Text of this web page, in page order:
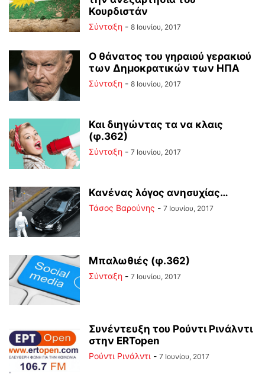
Κουρδιστάν
Σύνταξη - 8 Ιουνίου, 2017
Ο θάνατος του γηραιού γερακιού
των Δημοκρατικών των ΗΠΑ
Σύνταξη - 8 Ιουνίου, 2017
Και διηγώντας τα να κλαις
(φ.362)
Σύνταξη - 7 Ιουνίου, 2017
Κανένας λόγος ανησυχίας…
Τάσος Βαρούνης - 7 Ιουνίου, 2017
Μπαλωθιές (φ.362)
Σύνταξη - 7 Ιουνίου, 2017
Συνέντευξη του Ρούντι Ρινάλντι
στην ERTopen
Ρούντι Ρινάλντι - 7 Ιουνίου, 2017